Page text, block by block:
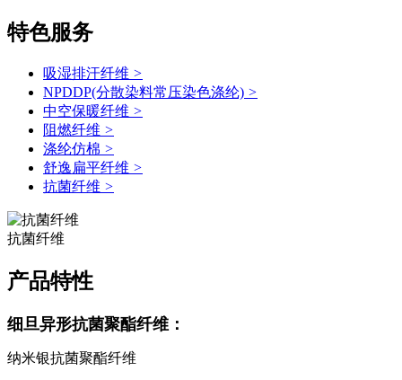
特色服务
吸湿排汗纤维 >
NPDDP(分散染料常压染色涤纶) >
中空保暖纤维 >
阻燃纤维 >
涤纶仿棉 >
舒逸扁平纤维 >
抗菌纤维 >
抗菌纤维
产品特性
细旦异形抗菌聚酯纤维：
纳米银抗菌聚酯纤维